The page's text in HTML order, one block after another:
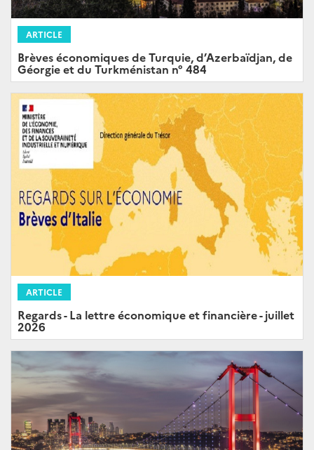
ARTICLE
Brèves économiques de Turquie, d’Azerbaïdjan, de
Géorgie et du Turkménistan n° 484
ARTICLE
Regards - La lettre économique et financière - juillet
2026